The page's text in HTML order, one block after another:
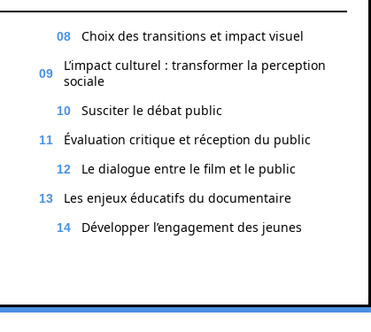
Choix des transitions et impact visuel
L’impact culturel : transformer la perception
sociale
Susciter le débat public
Évaluation critique et réception du public
Le dialogue entre le film et le public
Les enjeux éducatifs du documentaire
Développer l’engagement des jeunes